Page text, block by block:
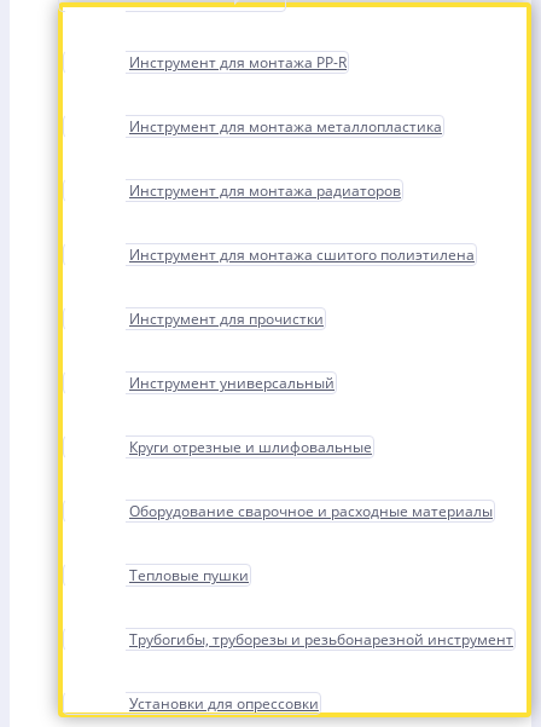
Инструмент для монтажа PP-R
Инструмент для монтажа металлопластика
Инструмент для монтажа радиаторов
Инструмент для монтажа сшитого полиэтилена
Инструмент для прочистки
Инструмент универсальный
Круги отрезные и шлифовальные
Оборудование сварочное и расходные материалы
Тепловые пушки
Трубогибы, труборезы и резьбонарезной инструмент
Установки для опрессовки